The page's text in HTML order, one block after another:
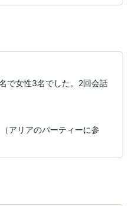
で女性3名でした。2回会話
アリアのパーティーに参